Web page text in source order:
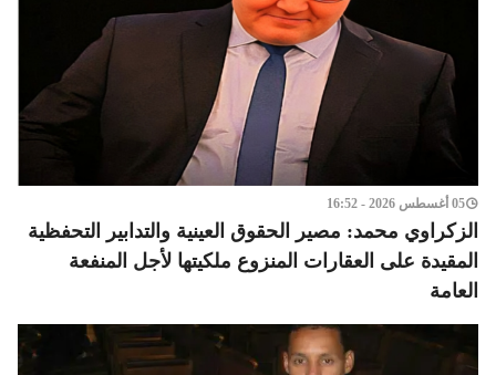
05 أغسطس 2026 - 16:52
الزكراوي محمد: مصير الحقوق العينية والتدابير التحفظية
المقيدة على العقارات المنزوع ملكيتها لأجل المنفعة
العامة